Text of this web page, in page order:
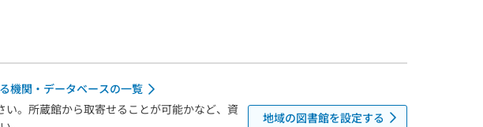
機関・データベースの一覧
。所蔵館から取寄せることが可能かなど、資
地域の図書館を設定する